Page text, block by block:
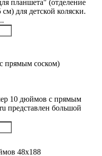
планшета" (отделение
для детской коляски.
прямым соском)
10 дюймов с прямым
представлен большой